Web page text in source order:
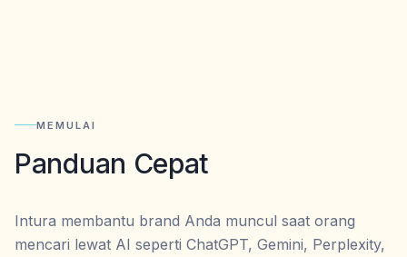
MEMULAI
Panduan Cepat
Intura membantu brand Anda muncul saat orang
mencari lewat AI seperti ChatGPT, Gemini, Perplexity,